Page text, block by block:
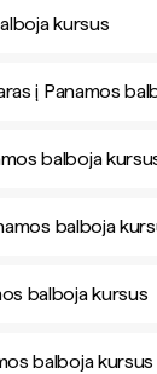
kursus
į Panamos
balboja
balboja
balboja kursus
balboja kursus